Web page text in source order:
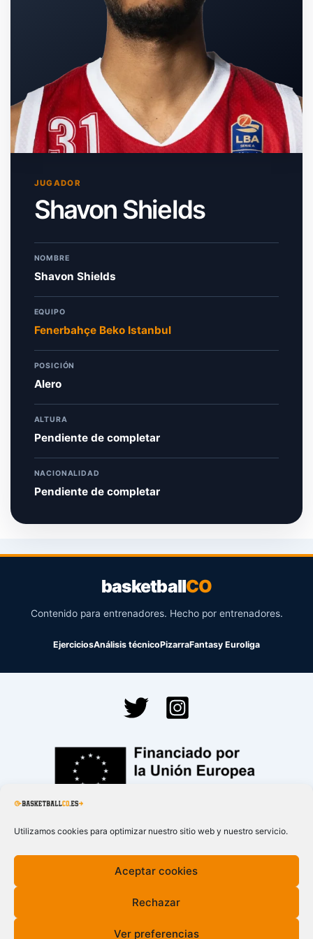
Utilizamos cookies para optimizar nuestro sitio web y nuestro servicio.
Aceptar cookies
Rechazar
Ver preferencias
JUGADOR
Shavon Shields
NOMBRE
Shavon Shields
EQUIPO
Fenerbahçe Beko Istanbul
POSICIÓN
Alero
ALTURA
Pendiente de completar
NACIONALIDAD
Pendiente de completar
basketballCO
Contenido para entrenadores. Hecho por entrenadores.
EjerciciosAnálisis técnicoPizarraFantasy Euroliga
Financiado por la Unión Europea – NextGenerationEU